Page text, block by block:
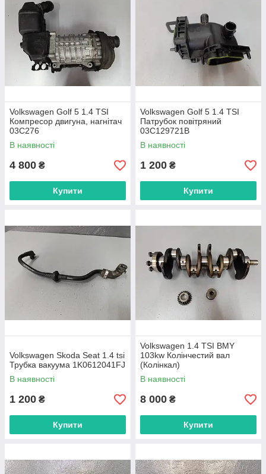
Volkswagen Golf 5 1.4 TSI
Компресор двигуна, нагнітач
03C276
В наявності
4 800 ₴
Купити
Volkswagen Golf 5 1.4 TSI
Патрубок повітряний
03C129721B
В наявності
1 200 ₴
Купити
Volkswagen Skoda Seat 1.4 tsi
Трубка вакуума 1K0612041FJ
В наявності
1 200 ₴
Купити
Volkswagen 1.4 TSI BMY
103kw Колінчестий вал
(Колінкал)
В наявності
8 000 ₴
Купити